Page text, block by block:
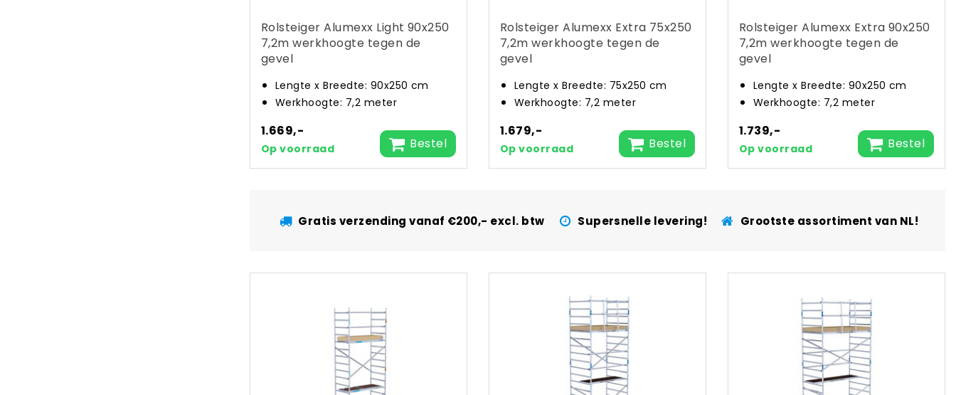
Rolsteiger Alumexx Light 90x250
7,2m werkhoogte tegen de
gevel
Lengte x Breedte: 90x250 cm
Werkhoogte: 7,2 meter
1.669,-
Op voorraad Bestel
Rolsteiger Alumexx Extra 75x250
7,2m werkhoogte tegen de
gevel
Lengte x Breedte: 75x250 cm
Werkhoogte: 7,2 meter
1.679,-
Op voorraad Bestel
Rolsteiger Alumexx Extra 90x250
7,2m werkhoogte tegen de
gevel
Lengte x Breedte: 90x250 cm
Werkhoogte: 7,2 meter
1.739,-
Op voorraad Bestel
Gratis verzending vanaf €200,- excl. btw Supersnelle levering! Grootste assortiment van NL!